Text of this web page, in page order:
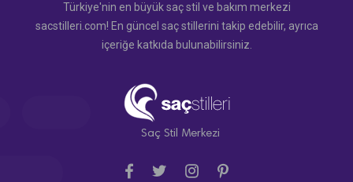
Türkiye'nin en büyük saç stil ve bakım merkezi
sacstilleri.com! En güncel saç stillerini takip edebilir, ayrıca
içeriğe katkıda bulunabilirsiniz.
Saç Stil Merkezi